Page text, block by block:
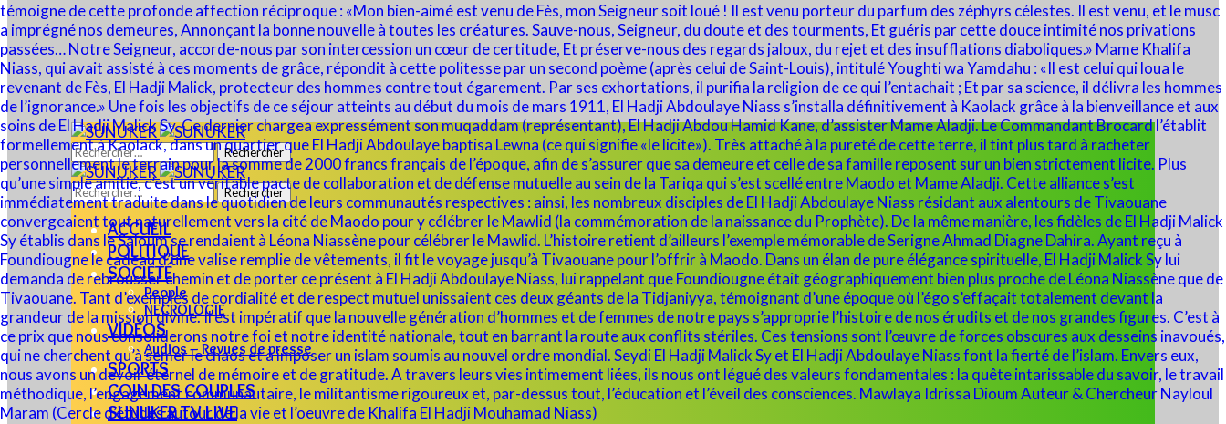
Rechercher :
Rechercher :
ACCUEIL
POLITIQUE
SOCIÉTÉ
People
NECROLOGIE
VIDÉOS
Audios – Revues de presse
SPORTS
COIN DES COUPLES
SUNUKER TV LIVE